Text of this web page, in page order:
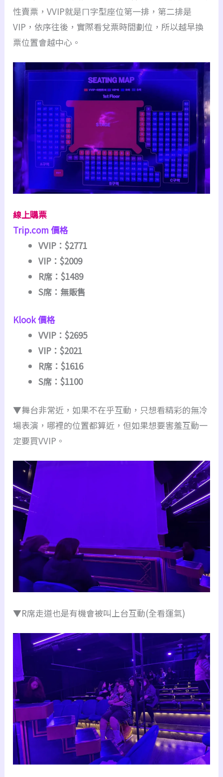
性賣票，VVIP就是ㄇ字型座位第一排，第二排是
VIP，依序往後，實際看兌票時間劃位，所以越早換
票位置會越中心。
線上購票
Trip.com 價格
VVIP：$2771
VIP：$2009
R席：$1489
S席：無販售
Klook 價格
VVIP：$2695
VIP：$2021
R席：$1616
S席：$1100
▼舞台非常近，如果不在乎互動，只想看精彩的無冷
場表演，哪裡的位置都算近，但如果想要害羞互動一
定要買VVIP。
▼R席走道也是有機會被叫上台互動(全看運氣)